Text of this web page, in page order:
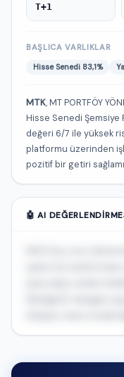
T+1
BAŞLICA VARLIKLAR
Hisse Senedi 83,1%
MTK, MT PORTFÖY
Hisse Senedi Şemsiye
değeri 6/7 ile yüksek
platformu üzerinden
pozitif bir getiri
🤖 AI